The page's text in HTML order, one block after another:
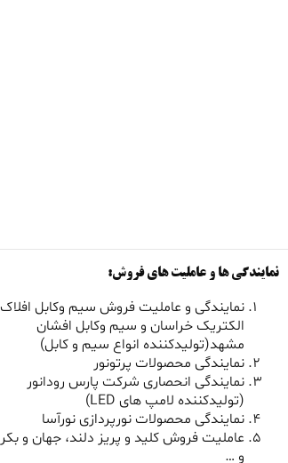
نمایندگی ها و عاملیت های فروش:
نمایندگی و عاملیت فروش سیم وکابل افلاک
الکتریک خراسان و سیم وکابل افشان
مشهد(تولیدکننده انواع سیم و کابل)
نمایندگی محصولات پرتونور
نمایندگی انحصاری شرکت پارس رودانور
(تولیدکننده لامپ های LED)
نمایندگی محصولات نورپردازی نورآسا
عاملیت فروش کلید و پریز دلند، جهان و بکر
و …